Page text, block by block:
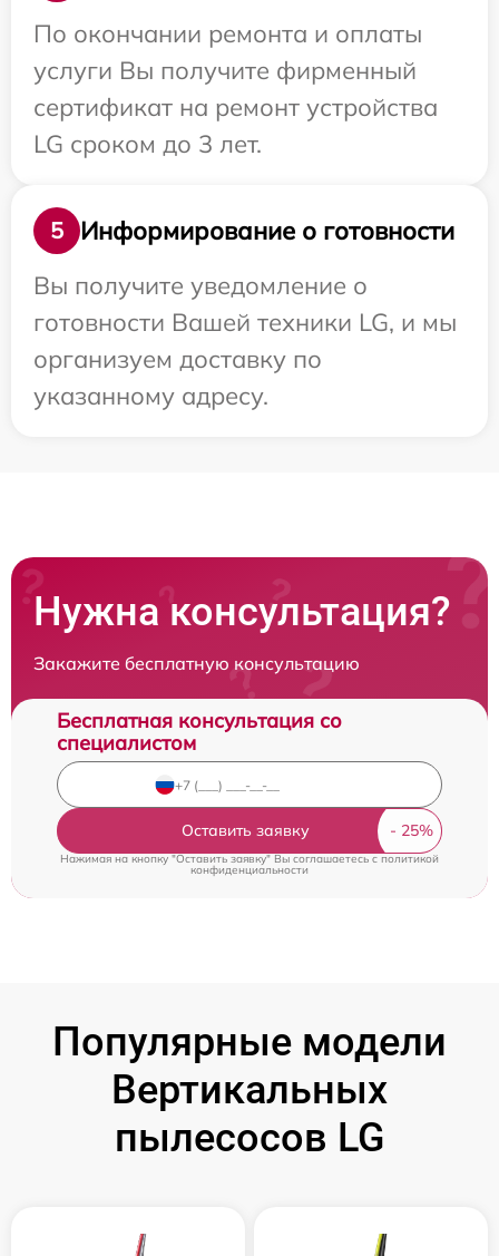
По окончании ремонта и оплаты
услуги Вы получите фирменный
сертификат на ремонт устройства
LG сроком до 3 лет.
5
Информирование о готовности
Вы получите уведомление о
готовности Вашей техники LG, и мы
организуем доставку по
указанному адресу.
Нужна консультация?
Закажите бесплатную консультацию
Бесплатная консультация со
специалистом
Оставить заявку
Нажимая на кнопку "Оставить заявку" Вы соглашаетесь cполитикой
конфиденциальности
Популярные модели
Вертикальных
пылесосов LG